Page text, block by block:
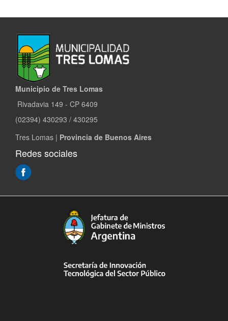
Municipio de Tres Lomas
Rivadavia 149 - CP 6409
(02394) 430293 / 430295
Tres Lomas | Provincia de Buenos Aires
Redes sociales